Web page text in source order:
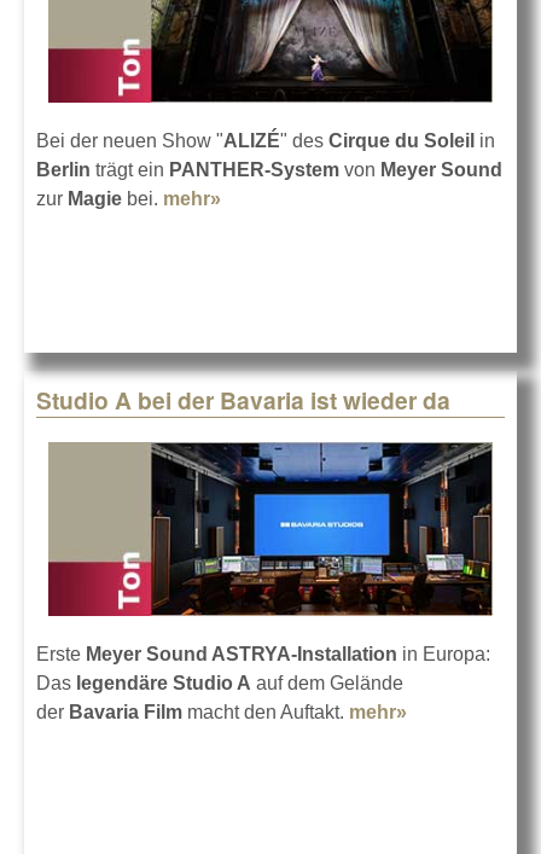
Bei der neuen Show "ALIZÉ" des Cirque du Soleil in
Berlin trägt ein PANTHER-System von Meyer Sound
zur Magie bei. mehr»
Studio A bei der Bavaria ist wieder da
Erste Meyer Sound ASTRYA-Installation in Europa:
Das legendäre Studio A auf dem Gelände
der Bavaria Film macht den Auftakt. mehr»